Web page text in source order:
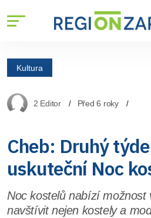
Kultura
2 Editor Před 6 roky
Cheb: Druhý
uskuteční Noc
Noc kostelů nabízí možnost
navštívit nejen kostely a